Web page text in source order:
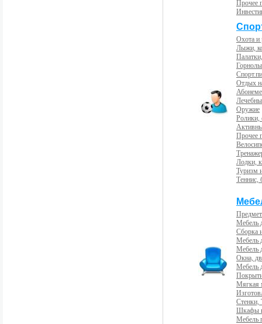
Прочее
Охота и
Лыжи,
Отдых
Оружие
Ролики,
Прочее
Лодки,
Туризм
Теннис,
Мебель
Сборка
Мебель
Мебель
Окна,
Мебель
Мягкая
Стенки,
Шкафы
Мебель